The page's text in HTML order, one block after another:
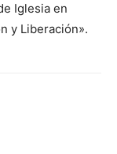
Iglesia en
y Liberación».